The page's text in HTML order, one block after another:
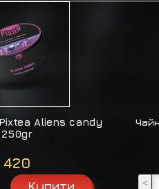
Aliens candy
250gr
420
<